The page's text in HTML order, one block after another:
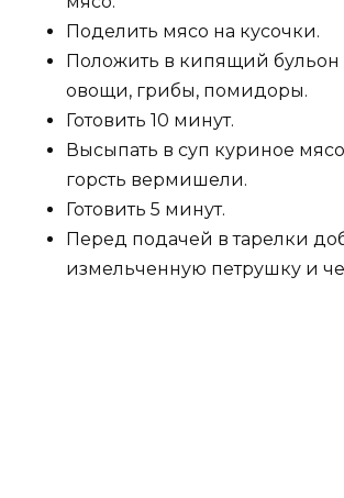
Поделить мясо на кусочки.
Положить в кипящий
овощи, грибы, помидоры.
Готовить 10 минут.
Высыпать в суп куриное
горсть вермишели.
Готовить 5 минут.
Перед подачей в тарелки
измельченную петрушку и